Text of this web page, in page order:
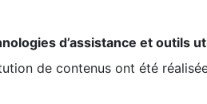
d’assistance et outils
de contenus ont été